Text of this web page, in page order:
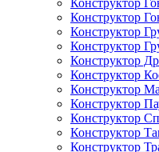
Конструктор
Конструктор
Конструктор
Конструктор
Конструктор
Конструктор
Конструктор
Конструктор
Конструктор
Конструктор
Конструктор